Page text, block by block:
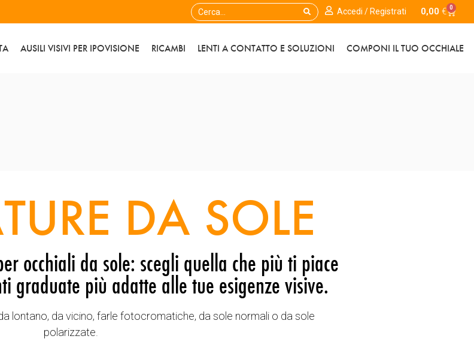
Accedi / Registrati 0,00 € 0
AUSILI VISIVI PER IPOVISIONE RICAMBI LENTI A CONTATTO E SOLUZIONI COMPONI IL TUO OCCHIALE
DA SOLE
occhiali da sole: scegli quella che più ti piace
graduate più adatte alle tue esigenze visive.
lontano, da vicino, farle fotocromatiche, da sole normali o da sole
polarizzate.